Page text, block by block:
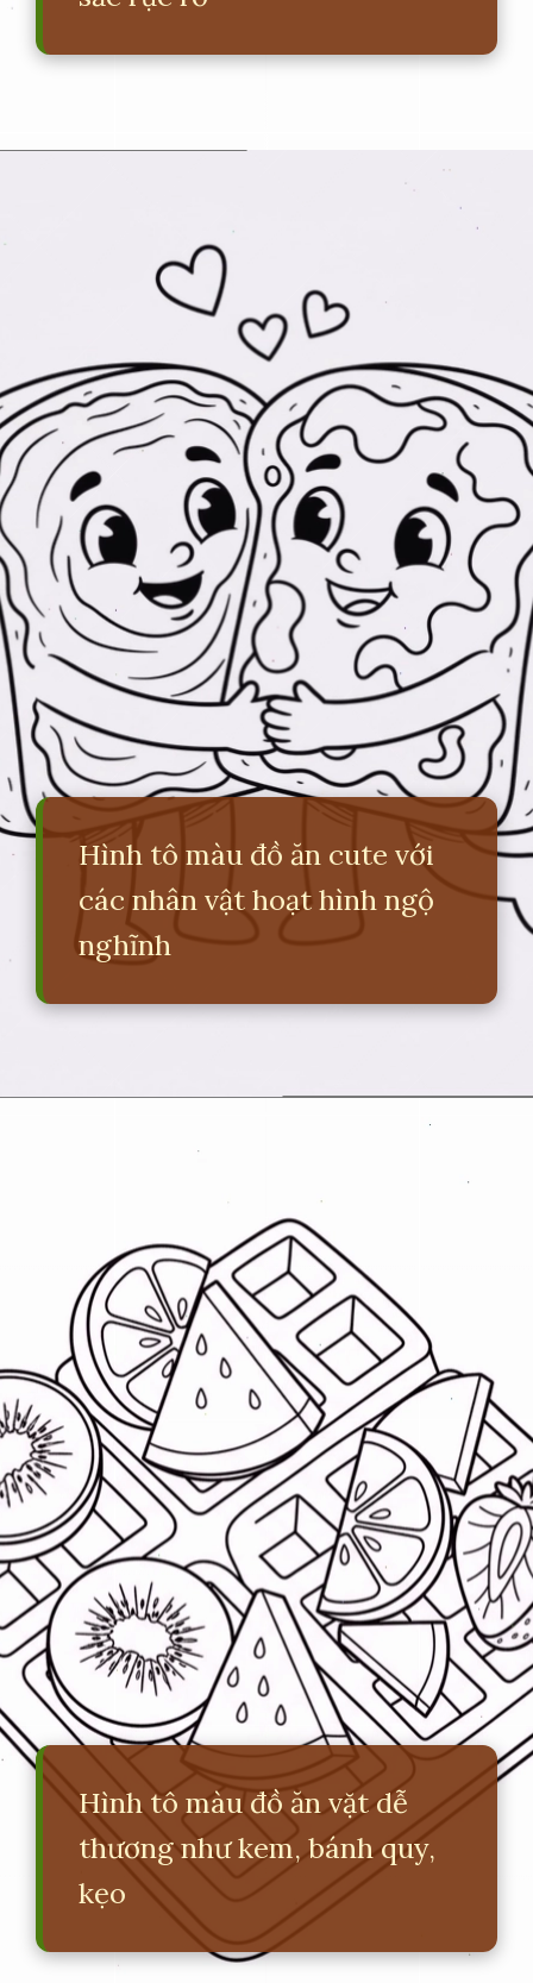
Hình tô màu đồ ăn cute với
các nhân vật hoạt hình ngộ
nghĩnh
https://erci.edu.vn/tranh-to-mau-do-an
Hình tô màu đồ ăn vặt dễ
thương như kem, bánh quy,
kẹo